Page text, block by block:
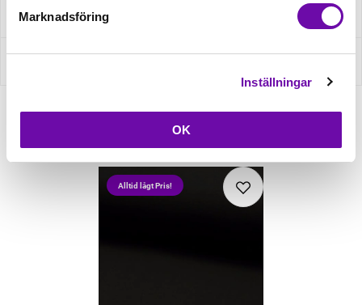
Marknadsföring
Inställningar
OK
Fråga om produkt
Relaterade produkter
Alltid lågt Pris!